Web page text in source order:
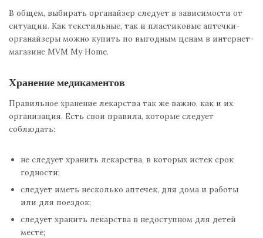
В общем, выбирать органайзер следует в зависимости от
ситуации. Как текстильные, так и пластиковые аптечки-
органайзеры можно купить по выгодным ценам в интернет-
магазине MVM My Home.
Хранение медикаментов
Правильное хранение лекарства так же важно, как и их
организация. Есть свои правила, которые следует
соблюдать:
не следует хранить лекарства, в которых истек срок
годности;
следует иметь несколько аптечек, для дома и работы
или для поездок;
следует хранить лекарства в недоступном для детей
месте;